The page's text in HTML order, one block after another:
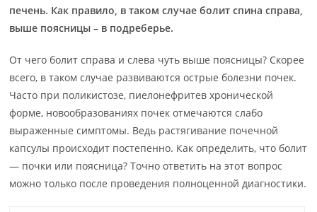
печень. Как правило, в таком случае болит спина справа,
выше поясницы – в подреберье.
От чего болит справа и слева чуть выше поясницы? Скорее
всего, в таком случае развиваются острые болезни почек.
Часто при поликистозе, пиелонефритев хронической
форме, новообразованиях почек отмечаются слабо
выраженные симптомы. Ведь растягивание почечной
капсулы происходит постепенно. Как определить, что болит
— почки или поясница? Точно ответить на этот вопрос
можно только после проведения полноценной диагностики.